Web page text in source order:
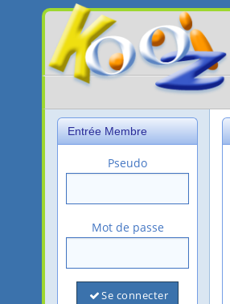
Entrée Membre
Pseudo
Mot de passe
Se connecter